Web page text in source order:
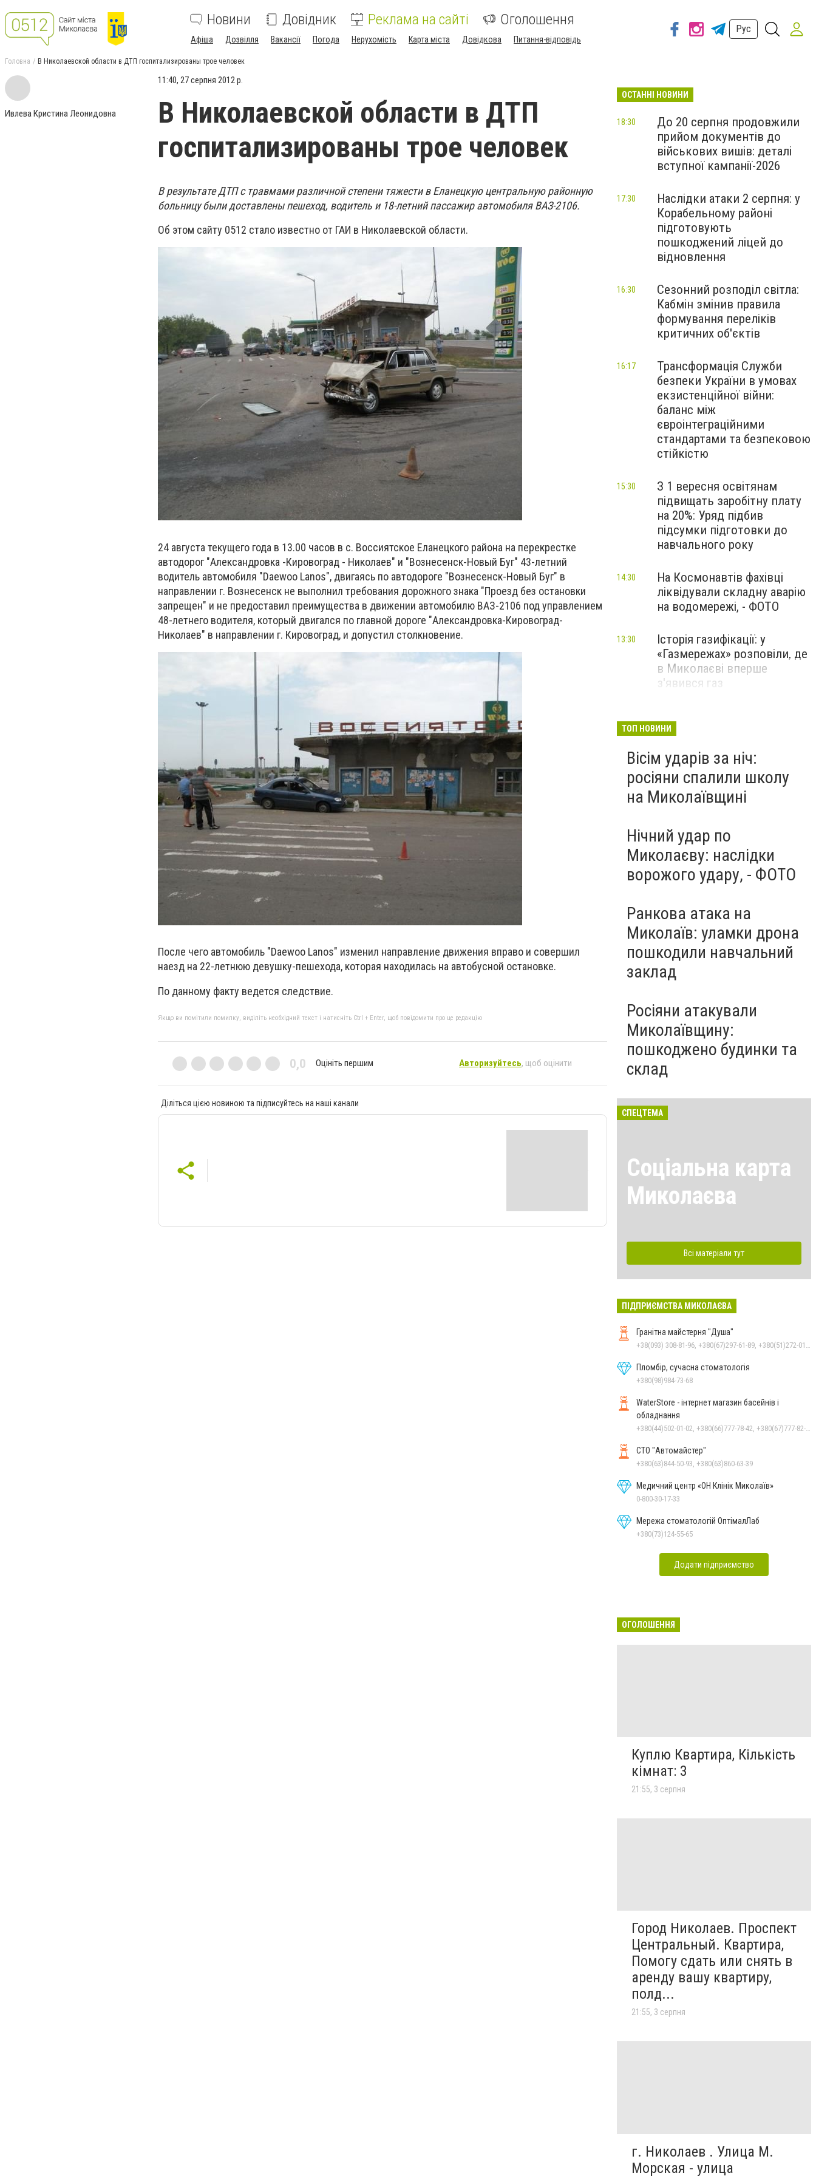
Новини Довідник Реклама на сайті Оголошення
Афіша Дозвілля Вакансії Погода Нерухомість Карта міста Довідкова Питання-відповідь
Рус
Головна В Николаевской области в ДТП госпитализированы трое человек
Ивлева Кристина Леонидовна
11:40, 27 серпня 2012 р.
В Николаевской области в ДТП
госпитализированы трое человек
В результате ДТП с травмами различной степени тяжести в Еланецкую центральную районную
больницу были доставлены пешеход, водитель и 18-летний пассажир автомобиля ВАЗ-2106.
Об этом сайту 0512 стало известно от ГАИ в Николаевской области.
24 августа текущего года в 13.00 часов в с. Воссиятское Еланецкого района на перекрестке
автодорог "Александровка -Кировоград - Николаев" и "Вознесенск-Новый Буг" 43-летний
водитель автомобиля "Daewoo Lanos", двигаясь по автодороге "Вознесенск-Новый Буг" в
направлении г. Вознесенск не выполнил требования дорожного знака "Проезд без остановки
запрещен" и не предоставил преимущества в движении автомобилю ВАЗ-2106 под управлением
48-летнего водителя, который двигался по главной дороге "Александровка-Кировоград-
Николаев" в направлении г. Кировоград, и допустил столкновение.
После чего автомобиль "Daewoo Lanos" изменил направление движения вправо и совершил
наезд на 22-летнюю девушку-пешехода, которая находилась на автобусной остановке.
По данному факту ведется следствие.
Якщо ви помітили помилку, виділіть необхідний текст і натисніть Ctrl + Enter, щоб повідомити про це редакцію
0,0 Оцініть першим Авторизуйтесь, щоб оцінити
Діліться цією новиною та підписуйтесь на наші канали
ОСТАННІ НОВИНИ
До 20 серпня продовжили
прийом документів до
військових вишів: деталі
вступної кампанії-2026
18:30
Наслідки атаки 2 серпня: у
Корабельному районі
підготовують
пошкоджений ліцей до
відновлення
17:30
Сезонний розподіл світла:
Кабмін змінив правила
формування переліків
критичних об'єктів
16:30
Трансформація Служби
безпеки України в умовах
екзистенційної війни:
баланс між
євроінтеграційними
стандартами та безпековою
стійкістю
16:17
З 1 вересня освітянам
підвищать заробітну плату
на 20%: Уряд підбив
підсумки підготовки до
навчального року
15:30
На Космонавтів фахівці
ліквідували складну аварію
на водомережі, - ФОТО
14:30
Історія газифікації: у
«Газмережах» розповіли, де
в Миколаєві вперше
з'явився газ
13:30
Миколаєві 2026: шукаємо
перезавантаження
ПАРТНЕРСЬКИЙ СПЕЦПРОЄКТ
ТОП НОВИНИ
Вісім ударів за ніч:
росіяни спалили школу
на Миколаївщині
Нічний удар по
Миколаєву: наслідки
ворожого удару, - ФОТО
Ранкова атака на
Миколаїв: уламки дрона
пошкодили навчальний
заклад
Росіяни атакували
Миколаївщину:
пошкоджено будинки та
склад
СПЕЦТЕМА
Соціальна карта
Миколаєва
Всі матеріали тут
ПІДПРИЄМСТВА МИКОЛАЄВА
Гранітна майстерня "Душа"
Пломбір, сучасна стоматологія
+380(98)984-73-68
WaterStore - інтернет магазин басейнів і
обладнання
СТО "Автомайстер"
+380(63)844-50-93, +380(63)860-63-39
Медичний центр «ОН Клінік Миколаїв»
0-800-30-17-33
Мережа стоматологій ОптімалЛаб
+380(73)124-55-65
Додати підприємство
ОГОЛОШЕННЯ
Куплю Квартира, Кількість
кімнат: 3
21:55, 3 серпня
Город Николаев. Проспект
Центральный. Квартира,
Помогу сдать или снять в
аренду вашу квартиру,
полд...
21:55, 3 серпня
г. Николаев . Улица М.
Морская - улица